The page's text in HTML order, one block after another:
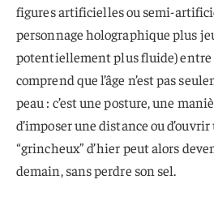
figures artificielles ou semi-
personnage holographique plus
potentiellement plus fluide) entre
comprend que l’âge n’est pas
peau : c’est une posture, une
d’imposer une distance ou d’ouvrir
“grincheux” d’hier peut alors
demain, sans perdre son sel.